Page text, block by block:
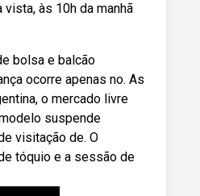
às 10h da manhã
bolsa e balcão
ocorre apenas no. As
o mercado livre
suspende
visitação de. O
tóquio e a sessão de